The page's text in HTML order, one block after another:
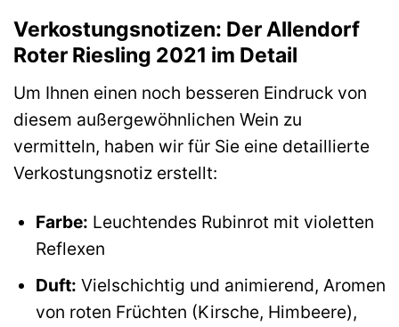
Verkostungsnotizen: Der Allendorf
Roter Riesling 2021 im Detail
Um Ihnen einen noch besseren Eindruck von
diesem außergewöhnlichen Wein zu
vermitteln, haben wir für Sie eine detaillierte
Verkostungsnotiz erstellt:
Farbe: Leuchtendes Rubinrot mit violetten
Reflexen
Duft: Vielschichtig und animierend, Aromen
von roten Früchten (Kirsche, Himbeere),